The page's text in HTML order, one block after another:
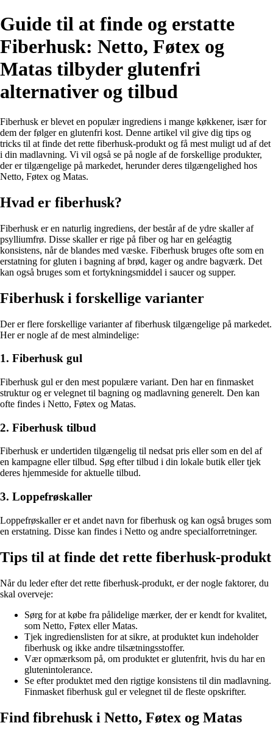
Guide til at finde og erstatte
Fiberhusk: Netto, Føtex og
Matas tilbyder glutenfri
alternativer og tilbud
Fiberhusk er blevet en populær ingrediens i mange køkkener, især for
dem der følger en glutenfri kost. Denne artikel vil give dig tips og
tricks til at finde det rette fiberhusk-produkt og få mest muligt ud af det
i din madlavning. Vi vil også se på nogle af de forskellige produkter,
der er tilgængelige på markedet, herunder deres tilgængelighed hos
Netto, Føtex og Matas.
Hvad er fiberhusk?
Fiberhusk er en naturlig ingrediens, der består af de ydre skaller af
psylliumfrø. Disse skaller er rige på fiber og har en geléagtig
konsistens, når de blandes med væske. Fiberhusk bruges ofte som en
erstatning for gluten i bagning af brød, kager og andre bagværk. Det
kan også bruges som et fortykningsmiddel i saucer og supper.
Fiberhusk i forskellige varianter
Der er flere forskellige varianter af fiberhusk tilgængelige på markedet.
Her er nogle af de mest almindelige:
1. Fiberhusk gul
Fiberhusk gul er den mest populære variant. Den har en finmasket
struktur og er velegnet til bagning og madlavning generelt. Den kan
ofte findes i Netto, Føtex og Matas.
2. Fiberhusk tilbud
Fiberhusk er undertiden tilgængelig til nedsat pris eller som en del af
en kampagne eller tilbud. Søg efter tilbud i din lokale butik eller tjek
deres hjemmeside for aktuelle tilbud.
3. Loppefrøskaller
Loppefrøskaller er et andet navn for fiberhusk og kan også bruges som
en erstatning. Disse kan findes i Netto og andre specialforretninger.
Tips til at finde det rette fiberhusk-produkt
Når du leder efter det rette fiberhusk-produkt, er der nogle faktorer, du
skal overveje:
Sørg for at købe fra pålidelige mærker, der er kendt for kvalitet,
som Netto, Føtex eller Matas.
Tjek ingredienslisten for at sikre, at produktet kun indeholder
fiberhusk og ikke andre tilsætningsstoffer.
Vær opmærksom på, om produktet er glutenfrit, hvis du har en
glutenintolerance.
Se efter produktet med den rigtige konsistens til din madlavning.
Finmasket fiberhusk gul er velegnet til de fleste opskrifter.
Find fibrehusk i Netto, Føtex og Matas